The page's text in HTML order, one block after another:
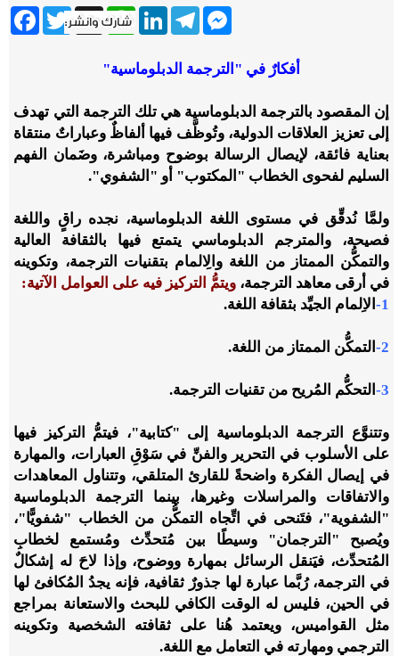
Twitter X
WhatsApp
LinkedInTelegram
Messenger
أفكارٌ في "الترجمة الدبلوماسية"
إن المقصود بالترجمة الدبلوماسية هي تلك الترجمة التي تهدف
إلى تعزيز العلاقات الدولية، وتُوظَّف فيها ألفاظٌ وعباراتٌ منتقاة
بعناية فائقة، لإيصال الرسالة بوضوح ومباشرة، وضَمان الفهم
السليم لفحوى الخطاب "المكتوب" أو "الشفوي".
ولمَّا نُدقِّق في مستوى اللغة الدبلوماسية، نجده راقٍ واللغة
فصيحة، والمترجم الدبلوماسي يتمتع فيها بالثقافة العالية
والتمكُّن الممتاز من اللغة والِالمام بتقنيات الترجمة، وتكوينه
في أرقى معاهد الترجمة، ويتمُّ التركيز فيه على العوامل الآتية:
1-
الاِلمام الجيِّد بثقافة اللغة.
2- التمكُّن الممتاز من اللغة.
3- التحكُّم المُريح من تقنيات الترجمة.
وتتنوَّع الترجمة الدبلوماسية إلى "كتابية"، فيتمُّ التركيز فيها
على الأسلوب في التحرير والفنِّ في سَوْقِ العبارات، والمهارة
في إيصال الفكرة واضحةً للقارئ المتلقي، وتتناول المعاهدات
والاتفاقات والمراسلات وغيرها، بينما الترجمة الدبلوماسية
"الشفوية"، فتَنحى في اتِّجاه التمكُّن من الخطاب "شفويًّا"،
ويُصبح "الترجمان" وسيطًا بين مُتحدِّث ومُستمع لخطابِ
المُتحدِّث، فيَنقل الرسائل بمهارة ووضوح، وإذا لاحَ له إشكالٌ
في الترجمة، رُبَّما عبارة لها جذورٌ ثقافية، فإنه يجدُ المُكافئ لها
في الحين، فليس له الوقت الكافي للبحث والاستعانة بمراجع
مثل القواميس، ويعتمد هُنا على ثقافته الشخصية وتكوينه
الترجمي ومهارته في التعامل مع اللغة.